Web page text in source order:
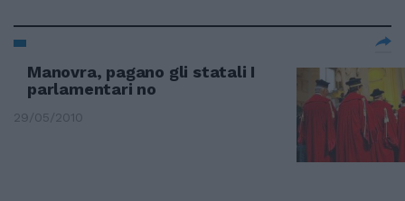
Manovra, pagano gli statali I
parlamentari no
29/05/2010